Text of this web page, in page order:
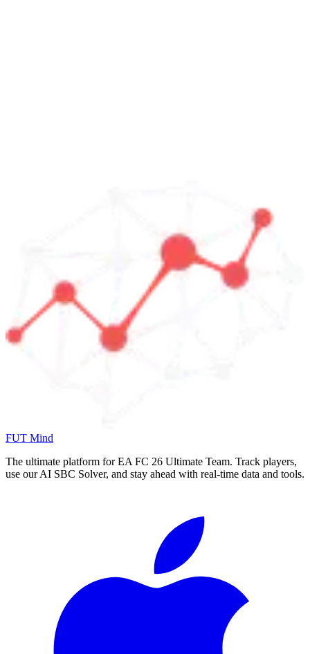
FUT Mind
The ultimate platform for EA FC 26 Ultimate Team. Track players,
use our AI SBC Solver, and stay ahead with real-time data and tools.